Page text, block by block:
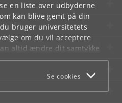
en liste over udbyderne
kan blive gemt på din
bruger universitetets
om du vil acceptere
altid ændre dit samtykke
som du finder i
Se cookies